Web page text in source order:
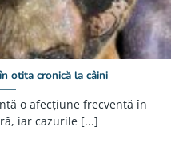
otita cronică la câini
o afecțiune frecventă în
iar cazurile [...]